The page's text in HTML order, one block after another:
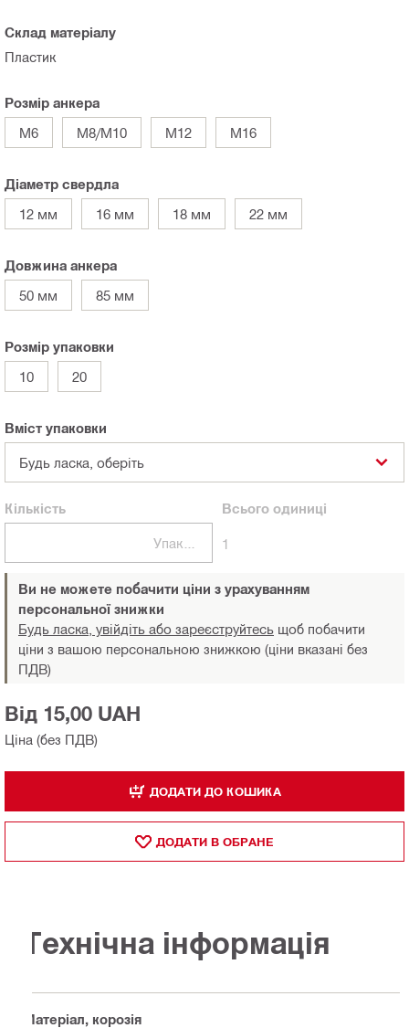
Склад матеріалу
Пластик
Розмір анкера
M6
M8/M10 M12 M16
Діаметр свердла
12 мм
16 мм 18 мм 22 мм
Довжина анкера
50 мм
85 мм
Розмір упаковки
10
20
Вміст упаковки
Будь ласка, оберіть
Кількість
Упаковки
Всьогоодиниці
1
Ви не можете побачити ціни з урахуванням
персональної знижки
Будь ласка, увійдіть або зареєструйтесь щоб побачити
ціни з вашою персональною знижкою (ціни вказані без
ПДВ)
Ціна (без ПДВ)
Від 15,00 UAH
ДОДАТИ ДО КОШИКА
ДОДАТИ В ОБРАНЕ
Технічна інформація
Матеріал, корозія